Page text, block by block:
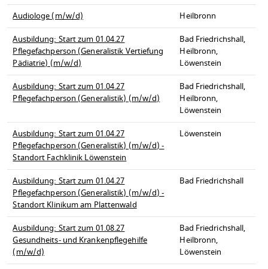
Audiologe (m/w/d)
Heilbronn
Ausbildung: Start zum 01.04.27
Pflegefachperson (Generalistik Vertiefung
Pädiatrie) (m/w/d)
Bad Friedrichshall,
Heilbronn,
Löwenstein
Ausbildung: Start zum 01.04.27
Pflegefachperson (Generalistik) (m/w/d)
Bad Friedrichshall,
Heilbronn,
Löwenstein
Ausbildung: Start zum 01.04.27
Pflegefachperson (Generalistik) (m/w/d) -
Standort Fachklinik Löwenstein
Löwenstein
Ausbildung: Start zum 01.04.27
Pflegefachperson (Generalistik) (m/w/d) -
Standort Klinikum am Plattenwald
Bad Friedrichshall
Ausbildung: Start zum 01.08.27
Gesundheits- und Krankenpflegehilfe
(m/w/d)
Bad Friedrichshall,
Heilbronn,
Löwenstein